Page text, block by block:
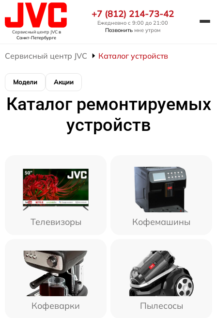
Сервисный центр JVCв
Санкт-Петербурге
+7 (812) 214-73-42
Ежедневно с 9:00 до 21:00
Позвонить мне утром
Сервисный центр JVC Каталог устройств
Модели Акции
Каталог ремонтируемых
устройств
Телевизоры Кофемашины
Кофеварки Пылесосы